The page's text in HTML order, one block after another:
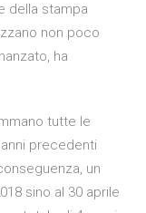
della stampa
non poco
ha
tutte le
precedenti
un
sino al 30 aprile